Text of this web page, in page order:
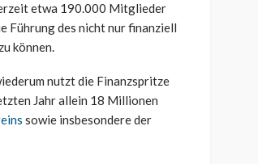
etwa 190.000 Mitglieder
Führung des nicht nur finanziell
können.
nutzt die Finanzspritze
Jahr allein 18 Millionen
sowie insbesondere der